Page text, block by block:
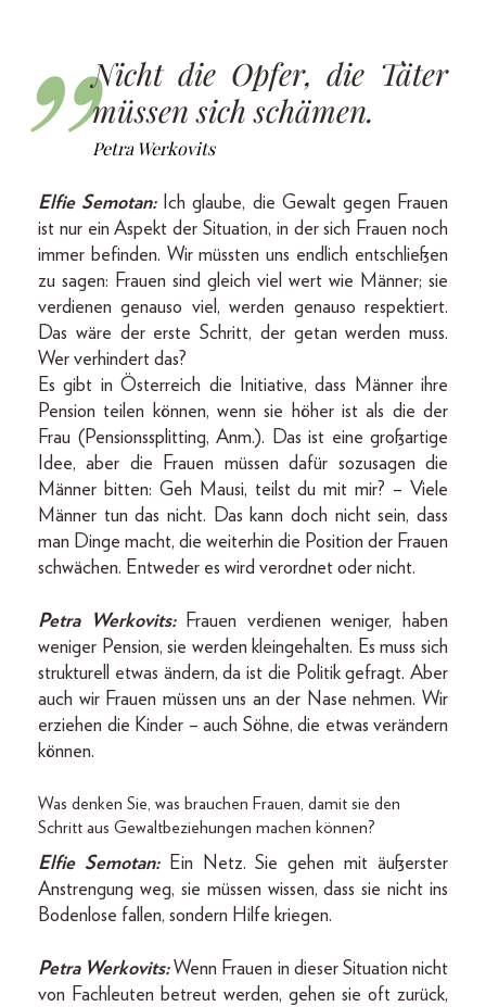
Nicht die Opfer, die Täter
müssen sich schämen.
Petra Werkovits
Elfie Semotan: Ich glaube, die Gewalt gegen Frauen
ist nur ein Aspekt der Situation, in der sich Frauen noch
immer befinden. Wir müssten uns endlich entschließen
zu sagen: Frauen sind gleich viel wert wie Männer; sie
verdienen genauso viel, werden genauso respektiert.
Das wäre der erste Schritt, der getan werden muss.
Wer verhindert das?
Es gibt in Österreich die Initiative, dass Männer ihre
Pension teilen können, wenn sie höher ist als die der
Frau (Pensionssplitting, Anm.). Das ist eine großartige
Idee, aber die Frauen müssen dafür sozusagen die
Männer bitten: Geh Mausi, teilst du mit mir? – Viele
Männer tun das nicht. Das kann doch nicht sein, dass
man Dinge macht, die weiterhin die Position der Frauen
schwächen. Entweder es wird verordnet oder nicht.
Petra Werkovits:
Frauen verdienen weniger, haben
weniger Pension, sie werden kleingehalten. Es muss sich
strukturell etwas ändern, da ist die Politik gefragt. Aber
auch wir Frauen müssen uns an der Nase nehmen. Wir
erziehen die Kinder – auch Söhne, die etwas verändern
können.
Was denken Sie, was brauchen Frauen, damit sie den
Schritt aus Gewaltbeziehungen machen können?
Elfie Semotan:
Ein Netz. Sie gehen mit äußerster
Anstrengung weg, sie müssen wissen, dass sie nicht ins
Bodenlose fallen, sondern Hilfe kriegen.
Petra Werkovits:Wenn Frauen in dieser Situation nicht
von Fachleuten betreut werden, gehen sie oft zurück,